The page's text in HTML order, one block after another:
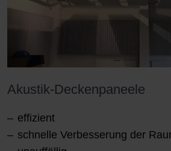
Akustik-Deckenpaneele
effizient
schnelle Verbesserung der